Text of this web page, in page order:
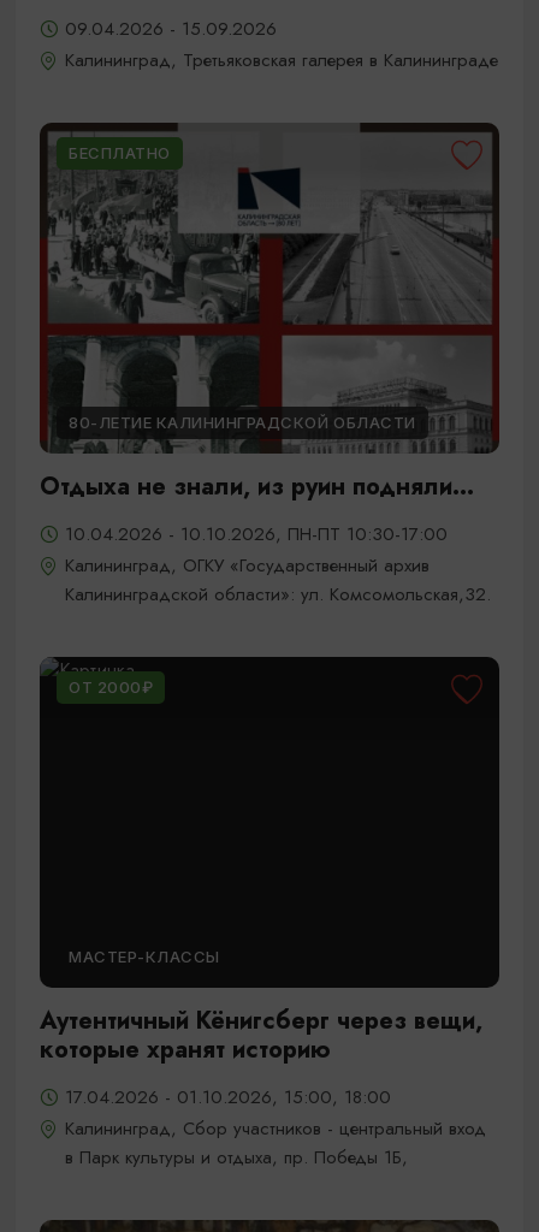
09.04.2026 - 15.09.2026
Калининград, Третьяковская галерея в Калининграде
БЕСПЛАТНО
80-ЛЕТИЕ КАЛИНИНГРАДСКОЙ ОБЛАСТИ
Отдыха не знали, из руин подняли...
10.04.2026 - 10.10.2026, ПН-ПТ 10:30-17:00
Калининград, ОГКУ «Государственный архив
Калининградской области»: ул. Комсомольская,32.
ОТ 2000₽
МАСТЕР-КЛАССЫ
Аутентичный Кёнигсберг через вещи,
которые хранят историю
17.04.2026 - 01.10.2026, 15:00, 18:00
Калининград, Сбор участников - центральный вход
в Парк культуры и отдыха, пр. Победы 1Б,